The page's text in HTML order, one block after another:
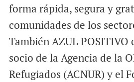
forma rápida, segura y
comunidades de los
También AZUL
socio de la Agencia de la
Refugiados (ACNUR) y el